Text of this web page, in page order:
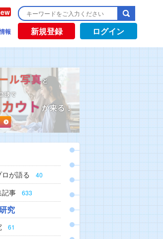
報 新規登録 ログイン
が語る 40
記事 633
究
61